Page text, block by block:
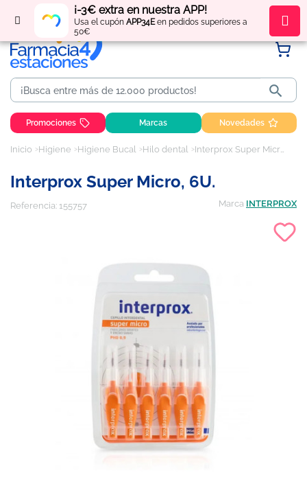
¡-3€ extra en nuestra APP!
Usa el cupón APP34Een pedidos superiores a
50€
Regístratey obténpuntos por tus compras

Promociones Marcas Novedades
Inicio Higiene Higiene Bucal Hilo dental Interprox Super Micro, 6U.
Interprox Super Micro, 6U.
Referencia: 155757 Marca INTERPROX